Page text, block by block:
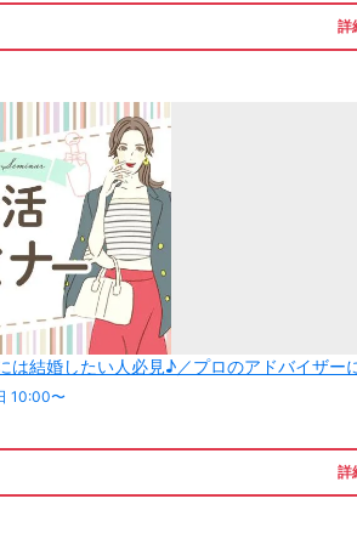
詳
は結婚したい人必見♪／プロのアドバイザ
10:00〜
詳